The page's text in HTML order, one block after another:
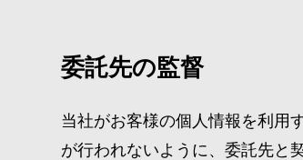
委託先の監督
当社がお客様の個人情報を利用
が行われないように、委託先と